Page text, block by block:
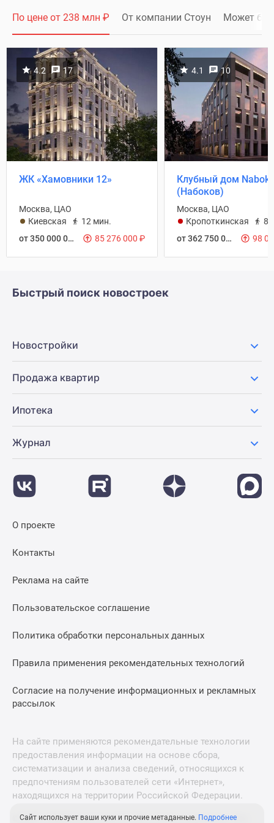
По цене от 238 млн ₽ От компании Стоун Может
4.2 17
ЖК «Хамовники 12»
Москва, ЦАО
Киевская
12 мин.
от 350 000 000
₽ 85 276 000 ₽
4.1 10
Клубный дом
(Набоков)
Москва, ЦАО
Кропоткинская
8
от 362 750 000
₽ 98
Быстрый поиск новостроек
Новостройки
Продажа квартир
Ипотека
Журнал
О проекте
Контакты
Реклама на сайте
Пользовательское соглашение
Политика обработки персональных данных
Правила применения рекомендательных технологий
Согласие на получение информационных и рекламных
рассылок
На сайте применяются рекомендательные технологии
предоставления информации на основе сбора,
систематизации и анализа сведений, относящихся к
предпочтениям пользователей сети «Интернет»,
находящихся на территории Российской Федерации.
© 2011—2026 Новострой-М. Все права защищены. Всё,
Сайт использует ваши куки и прочие метаданные. Подробнее